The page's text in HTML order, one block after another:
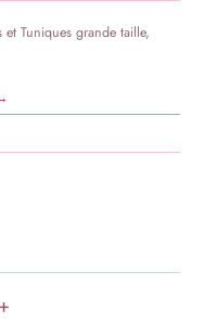
et Tuniques grande taille,